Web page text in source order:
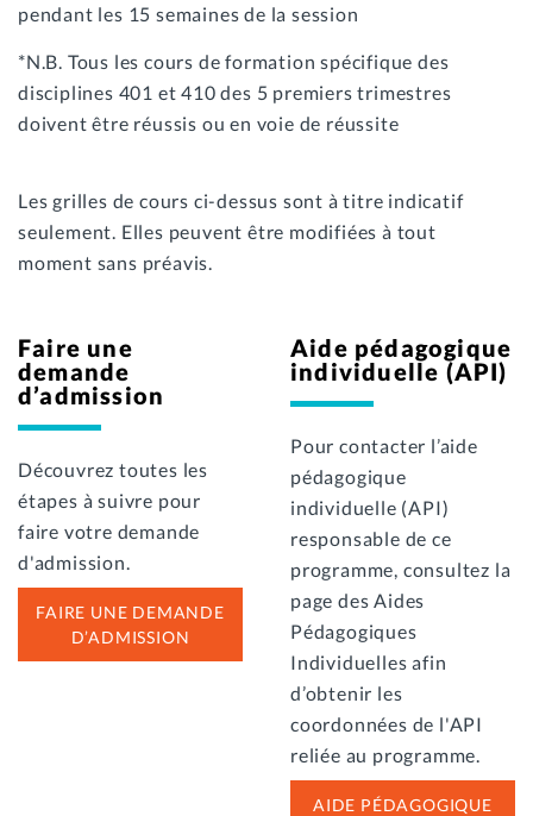
pendant les 15 semaines de la session
*N.B. Tous les cours de formation spécifique des
disciplines 401 et 410 des 5 premiers trimestres
doivent être réussis ou en voie de réussite
Les grilles de cours ci-dessus sont à titre indicatif
seulement. Elles peuvent être modifiées à tout
moment sans préavis.
Faire une
demande
d’admission
Découvrez toutes les
étapes à suivre pour
faire votre demande
d'admission.
FAIRE UNE DEMANDE
D’ADMISSION
Aide pédagogique
individuelle (API)
Pour contacter l’aide
pédagogique
individuelle (API)
responsable de ce
programme, consultez la
page des Aides
Pédagogiques
Individuelles afin
d’obtenir les
coordonnées de l'API
reliée au programme.
AIDE PÉDAGOGIQUE